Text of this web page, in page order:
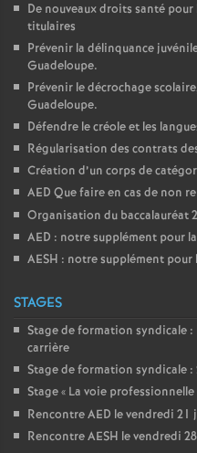
De nouveaux droits santé pour
titulaires
Prévenir la délinquance
Guadeloupe.
Prévenir le décrochage
Guadeloupe.
Défendre le créole et les
Régularisation des contrats
Création d’un corps de
AED Que faire en cas de non
Organisation du baccalauréat
AED : notre supplément pour
AESH : notre supplément pour
STAGES
Stage de formation syndicale
carrière
Stage de formation syndicale
Stage « La voie
Rencontre AED le vendredi 21
Rencontre AESH le vendredi